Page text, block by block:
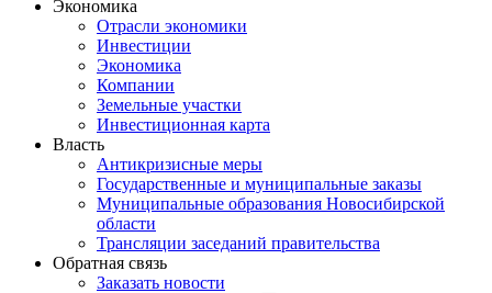
Экономика
Отрасли экономики
Инвестиции
Экономика
Компании
Земельные участки
Инвестиционная карта
Власть
Антикризисные меры
Государственные и муниципальные заказы
Муниципальные образования Новосибирской
области
Трансляции заседаний правительства
Обратная связь
Заказать новости